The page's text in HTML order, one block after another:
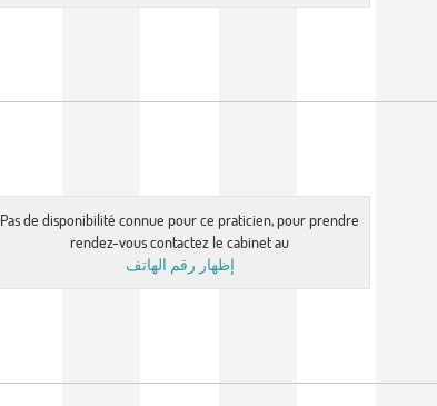
Pas de disponibilité connue pour ce praticien, pour prendre
rendez-vous contactez le cabinet au
إظهار رقم الهاتف